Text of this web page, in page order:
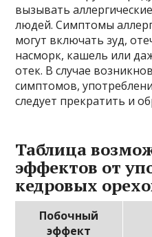
вызывать
людей. Симптомы
могут включать зуд,
насморк, кашель или
отек. В случае
симптомов,
следует прекратить и
Таблица
эффектов от
кедровых
Побочный
эффект